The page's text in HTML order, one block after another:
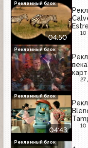
04:50
10
Рекламный блок
27
Рекламный блок
04:43
10
Рекламный блок
Рекламный блок